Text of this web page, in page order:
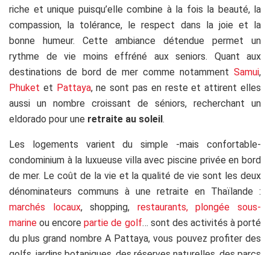
riche et unique puisqu’elle combine à la fois la beauté, la
compassion, la tolérance, le respect dans la joie et la
bonne humeur. Cette ambiance détendue permet un
rythme de vie moins effréné aux seniors. Quant aux
destinations de bord de mer comme notamment Samui,
Phuket et Pattaya, ne sont pas en reste et attirent elles
aussi un nombre croissant de séniors, recherchant un
eldorado pour une retraite au soleil.
Les logements varient du simple -mais confortable-
condominium à la luxueuse villa avec piscine privée en bord
de mer. Le coût de la vie et la qualité de vie sont les deux
dénominateurs communs à une retraite en Thaïlande :
marchés locaux, shopping, restaurants, plongée sous-
marine ou encorepartie de golf… sont des activités à porté
du plus grand nombre A Pattaya, vous pouvez profiter des